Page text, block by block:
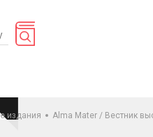
издания Alma Mater / Вестник